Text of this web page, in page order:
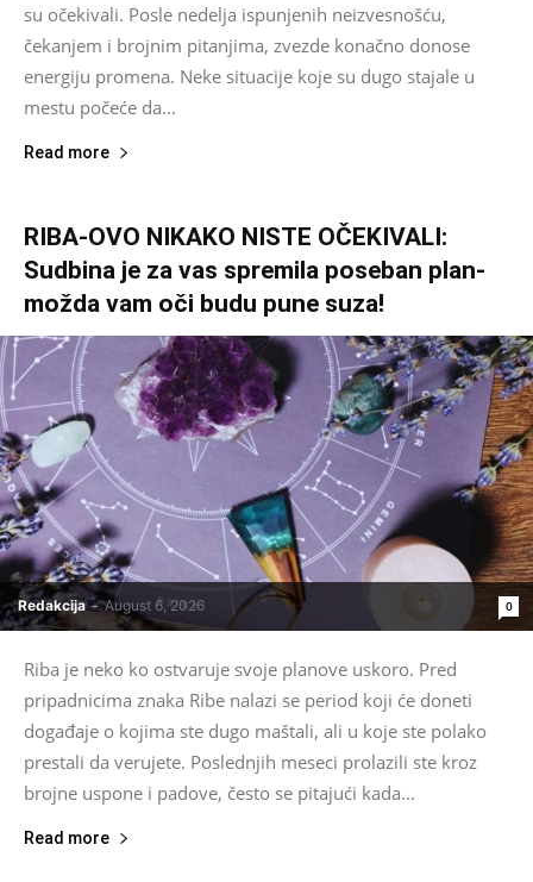
su očekivali. Posle nedelja ispunjenih neizvesnošću,
čekanjem i brojnim pitanjima, zvezde konačno donose
energiju promena. Neke situacije koje su dugo stajale u
mestu počeće da...
Read more
RIBA-OVO NIKAKO NISTE OČEKIVALI:
Sudbina je za vas spremila poseban plan-
možda vam oči budu pune suza!
Redakcija - August 6, 2026 0
Riba je neko ko ostvaruje svoje planove uskoro. Pred
pripadnicima znaka Ribe nalazi se period koji će doneti
događaje o kojima ste dugo maštali, ali u koje ste polako
prestali da verujete. Poslednjih meseci prolazili ste kroz
brojne uspone i padove, često se pitajući kada...
Read more